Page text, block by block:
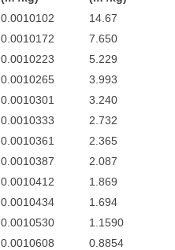
0.0010102 14.67
0.0010172 7.650
0.0010223 5.229
0.0010265 3.993
0.0010301 3.240
0.0010333 2.732
0.0010361 2.365
0.0010387 2.087
0.0010412 1.869
0.0010434 1.694
0.0010530 1.1590
0.0010608 0.8854